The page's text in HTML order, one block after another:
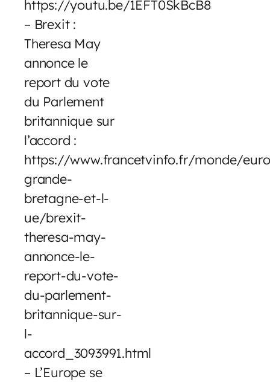
https://youtu.be/1EFT0SkBcB8
– Brexit :
Theresa May
annonce le
report du vote
du Parlement
britannique sur
l’accord :
https://www.francetvinfo.fr/monde/
grande-
bretagne-et-l-
ue/brexit-
theresa-may-
annonce-le-
report-du-vote-
du-parlement-
britannique-sur-
l-
accord_3093991.html
– L’Europe se